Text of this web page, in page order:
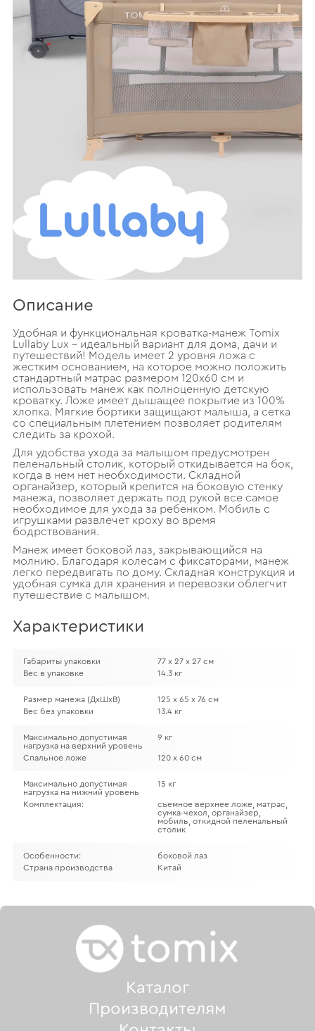
Описание
Удобная и функциональная кроватка-манеж Tomix
Lullaby Lux – идеальный вариант для дома, дачи и
путешествий! Модель имеет 2 уровня ложа с
жестким основанием, на которое можно положить
стандартный матрас размером 120х60 см и
использовать манеж как полноценную детскую
кроватку. Ложе имеет дышащее покрытие из 100%
хлопка. Мягкие бортики защищают малыша, а сетка
со специальным плетением позволяет родителям
следить за крохой.
Для удобства ухода за малышом предусмотрен
пеленальный столик, который откидывается на бок,
когда в нем нет необходимости. Складной
органайзер, который крепится на боковую стенку
манежа, позволяет держать под рукой все самое
необходимое для ухода за ребенком. Мобиль с
игрушками развлечет кроху во время
бодрствования.
Манеж имеет боковой лаз, закрывающийся на
молнию. Благодаря колесам с фиксаторами, манеж
легко передвигать по дому. Складная конструкция и
удобная сумка для хранения и перевозки облегчит
путешествие с малышом.
Характеристики
Габариты упаковки
77 х 27 х 27 см
Вес в упаковке
14.3 кг
Размер манежа (ДхШхВ)
125 х 65 х 76 см
Вес без упаковки
13.4 кг
Максимально допустимая
нагрузка на верхний уровень
9 кг
Спальное ложе 120 х 60 см
Максимально допустимая
нагрузка на нижний уровень
15 кг
Комплектация:
съемное верхнее ложе, матрас,
сумка-чехол, органайзер,
мобиль, откидной пеленальный
столик
Особенности:
боковой лаз
Страна производства
Китай
Каталог
Производителям